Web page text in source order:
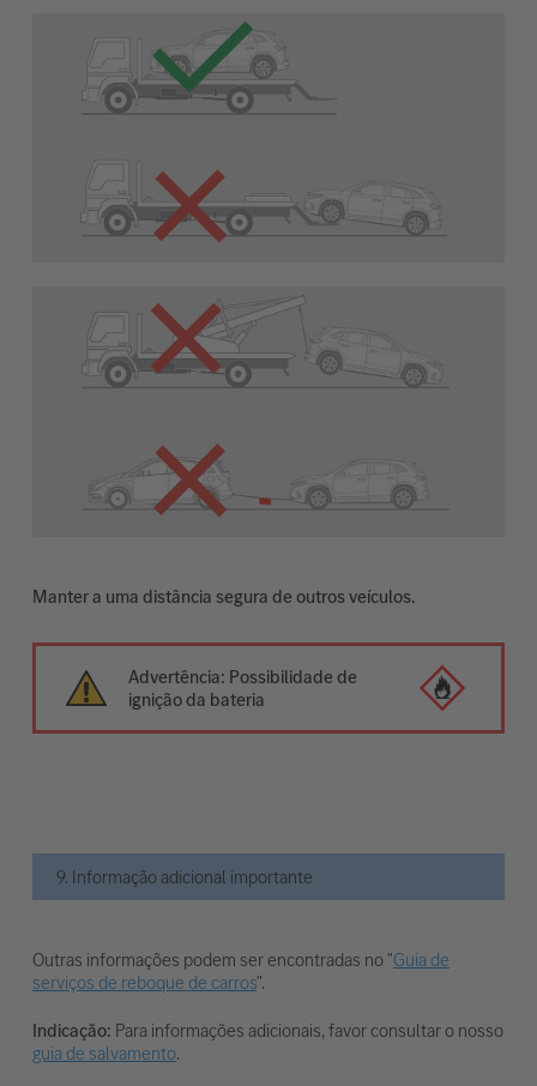
Manter a uma distância segura de outros veículos.
Advertência: Possibilidade de
ignição da bateria
9. Informação adicional importante
Outras informações podem ser encontradas no "Guia de
serviços de reboque de carros".
Indicação: Para informações adicionais, favor consultar o nosso
guia de salvamento.